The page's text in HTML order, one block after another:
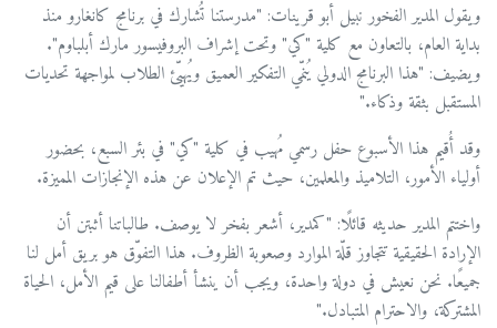
ويقول المدير الفخور نبيل أبو قرينات: "مدرستنا تُشارك في برنامج كانغارو منذ
بداية العام، بالتعاون مع كلية "كي" وتحت إشراف البروفيسور مارك أبلباوم".
ويضيف: "هذا البرنامج الدولي يُنمّي التفكير العميق ويُهيّئ الطلاب لمواجهة تحديات
المستقبل بثقة وذكاء."
وقد أُقيم هذا الأسبوع حفل رسمي مُهيب في كلية "كي" في بئر السبع، بحضور
أولياء الأمور، التلاميذ والمعلمين، حيث تم الإعلان عن هذه الإنجازات المميزة.
واختتم المدير حديثه قائلًا: "كمدير، أشعر بفخر لا يوصف. طالباتنا أثبتن أن
الإرادة الحقيقية تتجاوز قلّة الموارد وصعوبة الظروف. هذا التفوّق هو بريق أمل لنا
جميعًا. نحن نعيش في دولة واحدة، ويجب أن ينشأ أطفالنا على قيم الأمل، الحياة
المشتركة، والاحترام المتبادل."